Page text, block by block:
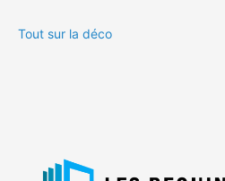
Tout sur la déco